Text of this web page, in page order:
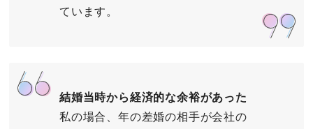
ています。
結婚当時から経済的な余裕があった
私の場合、年の差婚の相手が会社の